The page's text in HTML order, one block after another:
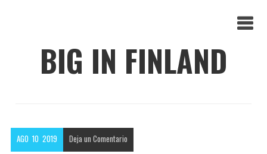
BIG IN FINLAND
AGO 10 2019 Deja un Comentario